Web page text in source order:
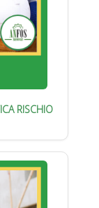
RISCHIO